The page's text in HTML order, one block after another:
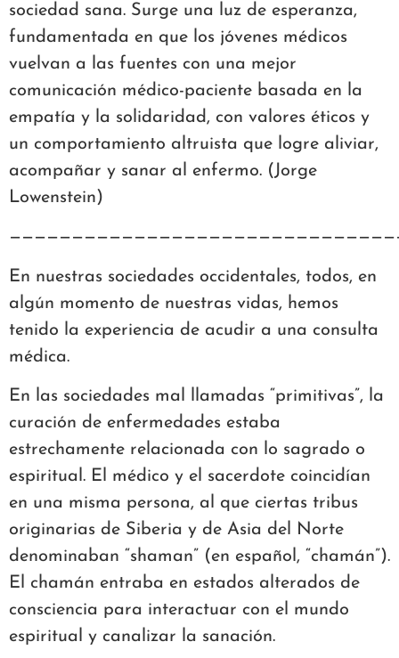
sociedad sana. Surge una luz de esperanza,
fundamentada en que los jóvenes médicos
vuelvan a las fuentes con una mejor
comunicación médico-paciente basada en la
empatía y la solidaridad, con valores éticos y
un comportamiento altruista que logre aliviar,
acompañar y sanar al enfermo. (Jorge
Lowenstein)
En nuestras sociedades occidentales, todos, en
algún momento de nuestras vidas, hemos
tenido la experiencia de acudir a una consulta
médica.
En las sociedades mal llamadas “primitivas”, la
curación de enfermedades estaba
estrechamente relacionada con lo sagrado o
espiritual. El médico y el sacerdote coincidían
en una misma persona, al que ciertas tribus
originarias de Siberia y de Asia del Norte
denominaban “shaman” (en español, “chamán”).
El chamán entraba en estados alterados de
consciencia para interactuar con el mundo
espiritual y canalizar la sanación.